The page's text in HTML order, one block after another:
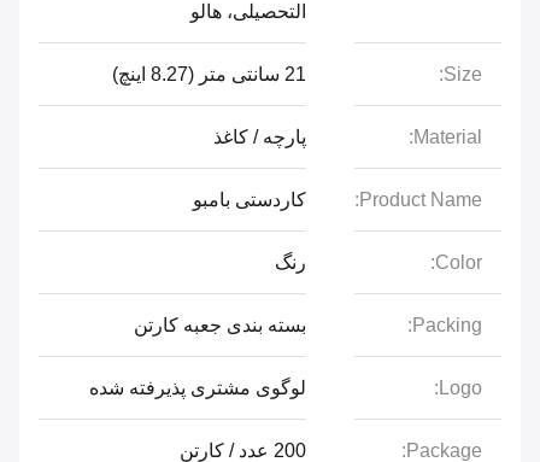
التحصیلی، هالو
Material: پارچه / کاغذ
Product Name: کاردستی بامبو
Color:
Packing: بسته بندی جعبه کارتن
Logo: لوگوی مشتری پذیرفته شده
Package: